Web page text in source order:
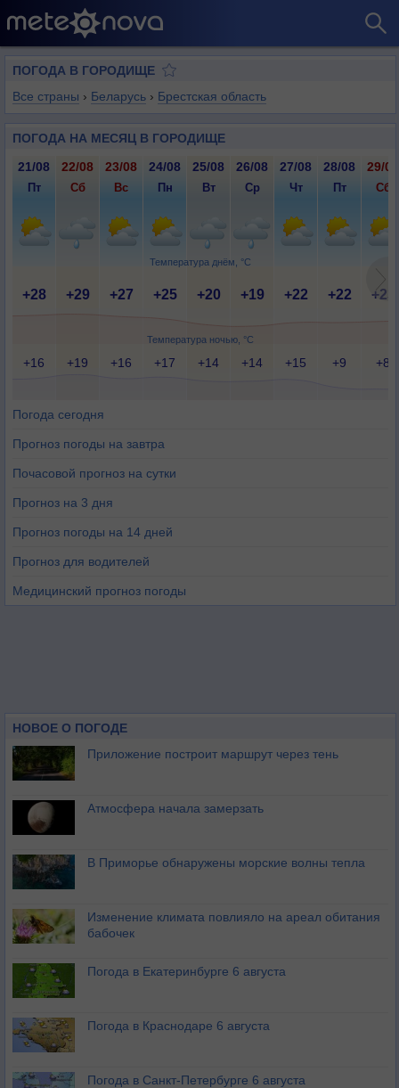
ПОГОДА В ГОРОДИЩЕ
Все страны › Беларусь › Брестская область
ПОГОДА НА МЕСЯЦ В ГОРОДИЩЕ
Температура днём, °C
Температура ночью, °C
21/08 22/08 23/08 24/08 25/08 26/08 27/08 28/08 29/08
Пт Сб Вс Пн Вт Ср Чт Пт Сб
+28 +29 +27 +25 +20 +19 +22 +22 +23
+16 +19 +16 +17 +14 +14 +15 +9 +8
Погода сегодня
Прогноз погоды на завтра
Почасовой прогноз на сутки
Прогноз на 3 дня
Прогноз погоды на 14 дней
Прогноз для водителей
Медицинский прогноз погоды
НОВОЕ О ПОГОДЕ
Приложение построит маршрут через тень
Атмосфера начала замерзать
В Приморье обнаружены морские волны тепла
Изменение климата повлияло на ареал обитания
бабочек
Погода в Екатеринбурге 6 августа
Погода в Краснодаре 6 августа
Погода в Санкт-Петербурге 6 августа